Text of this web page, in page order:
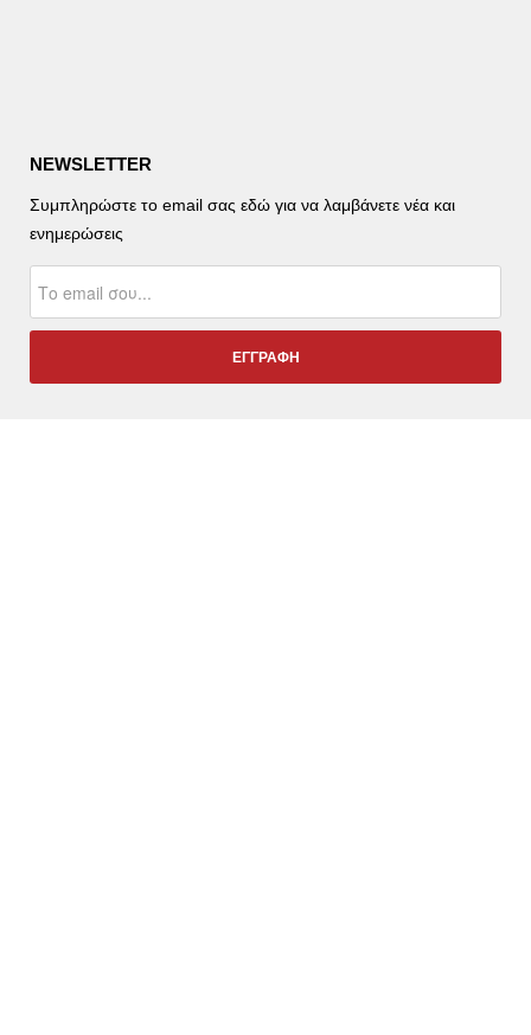
NEWSLETTER
Συμπληρώστε το email σας εδώ για να λαμβάνετε νέα και
ενημερώσεις